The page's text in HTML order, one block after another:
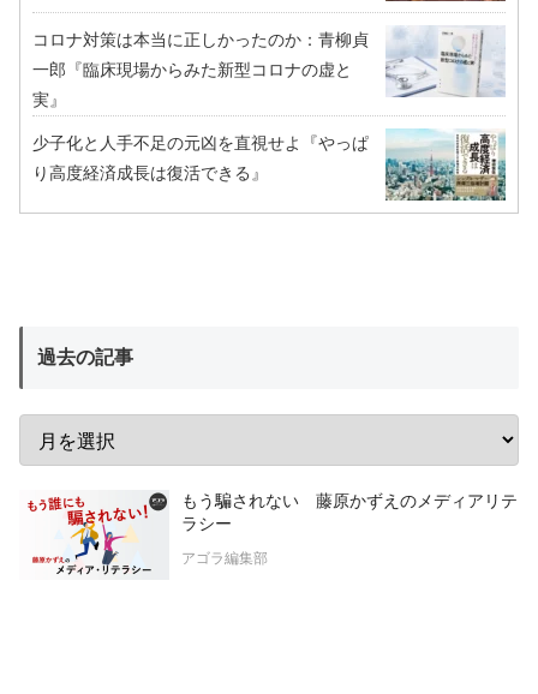
コロナ対策は本当に正しかったのか：青柳貞
一郎『臨床現場からみた新型コロナの虚と
実』
少子化と人手不足の元凶を直視せよ『やっぱ
り高度経済成長は復活できる』
過去の記事
もう騙されない 藤原かずえのメディアリテ
ラシー
アゴラ編集部